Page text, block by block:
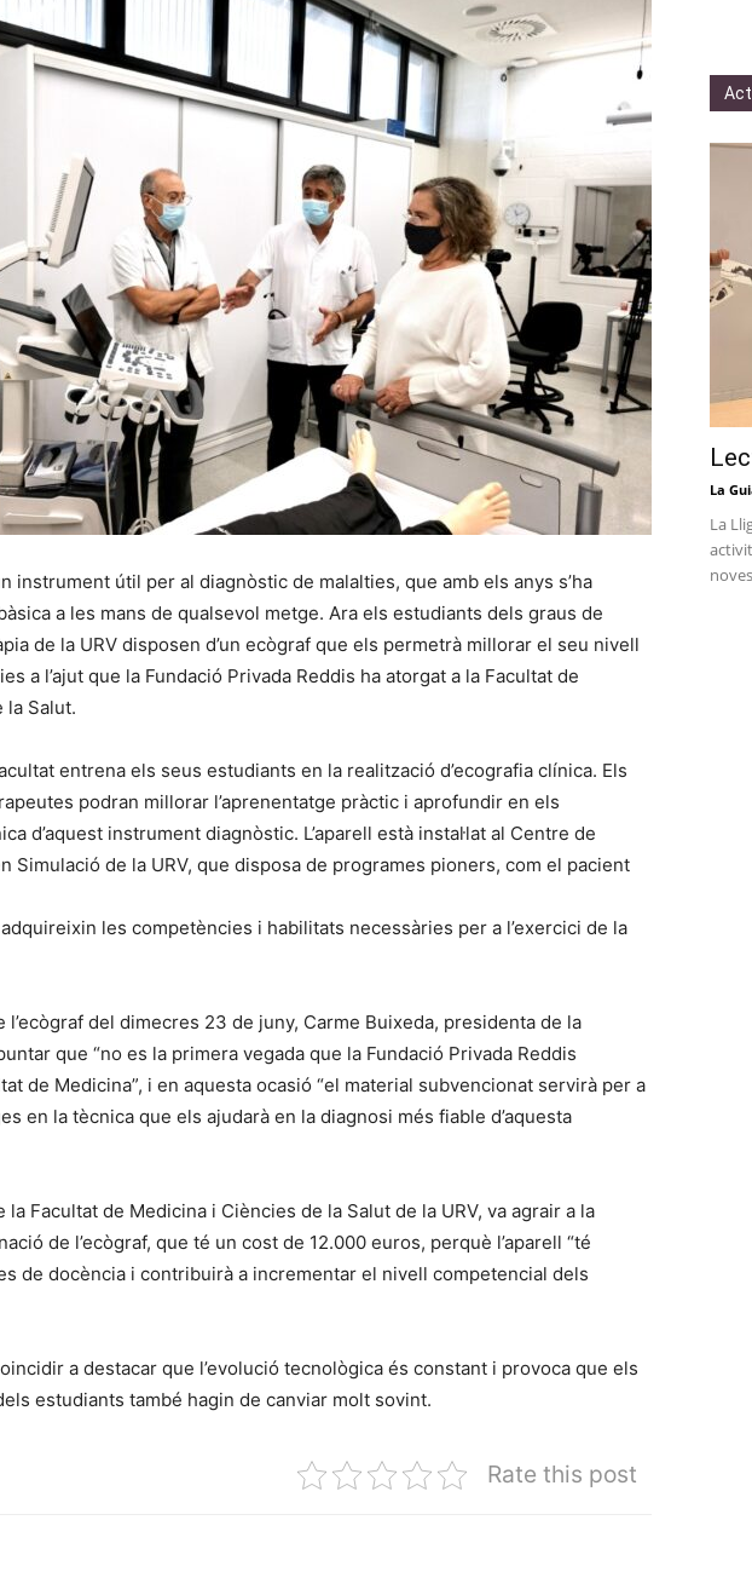
instrument útil per al diagnòstic de malalties, que amb els anys s’ha
a les mans de qualsevol metge. Ara els estudiants dels graus de
de la URV disposen d’un ecògraf que els permetrà millorar el seu nivell
a l’ajut que la Fundació Privada Reddis ha atorgat a la Facultat de
la Salut.
entrena els seus estudiants en la realització d’ecografia clínica. Els
podran millorar l’aprenentatge pràctic i aprofundir en els
d’aquest instrument diagnòstic. L’aparell està instal·lat al Centre de
Simulació de la URV, que disposa de programes pioners, com el pacient
les competències i habilitats necessàries per a l’exercici de la
l’ecògraf del dimecres 23 de juny, Carme Buixeda, presidenta de la
que “no es la primera vegada que la Fundació Privada Reddis
de Medicina”, i en aquesta ocasió “el material subvencionat servirà per a
en la tècnica que els ajudarà en la diagnosi més fiable d’aquesta
la Facultat de Medicina i Ciències de la Salut de la URV, va agrair a la
de l’ecògraf, que té un cost de 12.000 euros, perquè l’aparell “té
de docència i contribuirà a incrementar el nivell competencial dels
a destacar que l’evolució tecnològica és constant i provoca que els
estudiants també hagin de canviar molt sovint.
Rate this post
La
La